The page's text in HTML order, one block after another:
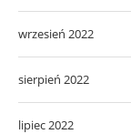
wrzesień 2022
sierpień 2022
lipiec 2022